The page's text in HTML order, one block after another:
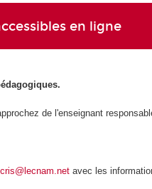
en ligne
de l'enseignant
avec les